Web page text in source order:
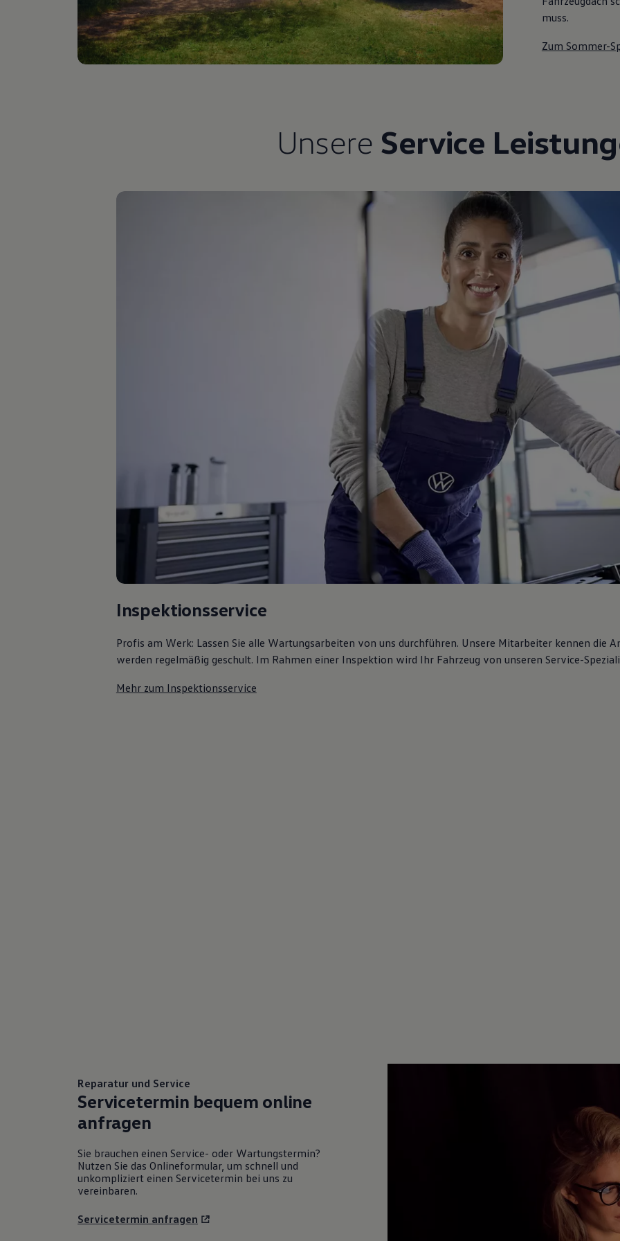
Autonomes Fahren
Mehr zum ID. Buzz
Online Beratung
California Welt
California Club
muss.
Zum Sommer-
Unsere Service
Inspektionsservice
Profis am Werk: Lassen Sie alle Wartungsarbeiten von uns durchführen. Unsere Mitarbeiter kennen die
werden regelmäßig geschult. Im Rahmen einer Inspektion wird Ihr Fahrzeug von unseren Service-
Mehr zum Inspektionsservice
Reparatur und Service
Servicetermin bequem online
anfragen
Sie brauchen einen Service- oder Wartungstermin?
Nutzen Sie das Onlineformular, um schnell und
unkompliziert einen Servicetermin bei uns zu
vereinbaren.
Servicetermin anfragen